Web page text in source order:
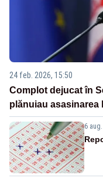
24 feb. 2026, 15:50
Complot dejucat în
plănuiau asasinarea
6